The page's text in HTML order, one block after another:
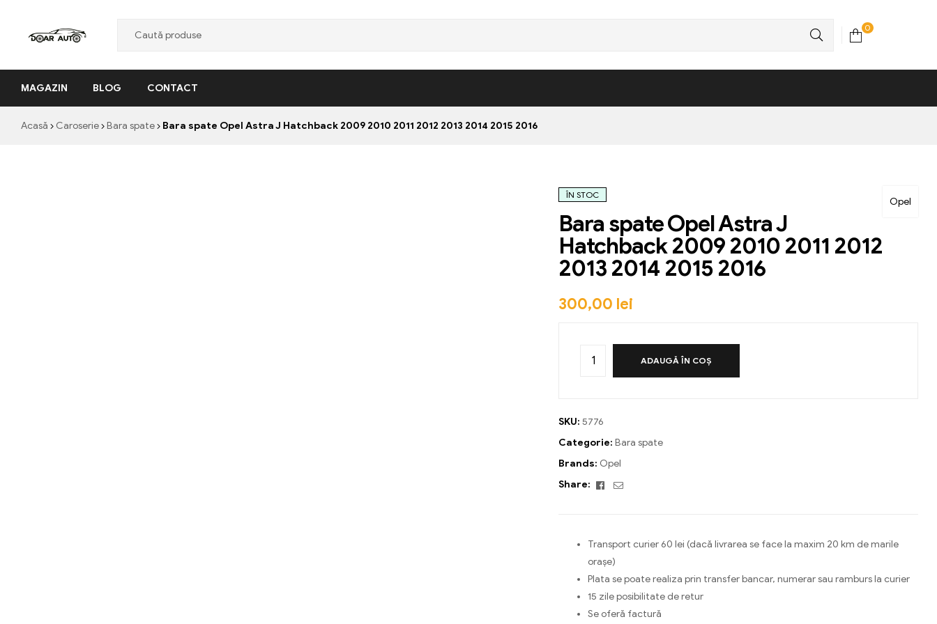
Auto
"Nascut
0
MAGAZIN BLOG CONTACT
Acasă Caroserie Bara spate Bara spate Opel Astra J Hatchback 2009 2010 2011 2012 2013 2014 2015 2016
Opel
ÎN STOC
Bara spate Opel Astra J
Hatchback 2009 2010 2011 2012
2013 2014 2015 2016
300,00 lei
ADAUGĂ ÎN COȘ
SKU: 5776
Categorie: Bara spate
Brands: Opel
Share:
Facebook
Email
Transport curier 60 lei (dacă livrarea se face la maxim 20 km de marile
orașe)
Plata se poate realiza prin transfer bancar, numerar sau ramburs la curier
15 zile posibilitate de retur
Se oferă factură